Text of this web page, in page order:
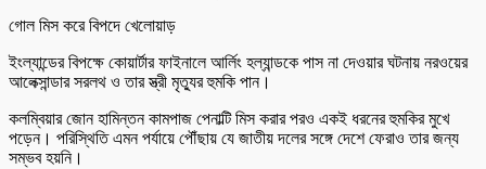
গোল মিস করে বিপদে খেলোয়াড়
ইংল্যান্ডের বিপক্ষে কোয়ার্টার ফাইনালে আর্লিং হল্যান্ডকে পাস না দেওয়ার ঘটনায় নরওয়ের
আলেক্সান্ডার সরলথ ও তার স্ত্রী মৃত্যুর হুমকি পান।
কলম্বিয়ার জোন হামিন্তন কামপাজ পেনাল্টি মিস করার পরও একই ধরনের হুমকির মুখে
পড়েন। পরিস্থিতি এমন পর্যায়ে পৌঁছায় যে জাতীয় দলের সঙ্গে দেশে ফেরাও তার জন্য
সম্ভব হয়নি।